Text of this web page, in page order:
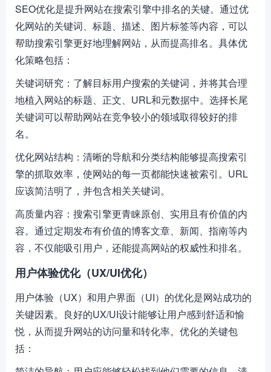
SEO优化是提升网站在搜索引擎中排名的关键。通过优
化网站的关键词、标题、描述、图片标签等内容，可以
帮助搜索引擎更好地理解网站，从而提高排名。具体优
化策略包括：
关键词研究：了解目标用户搜索的关键词，并将其合理
地植入网站的标题、正文、URL和元数据中。选择长尾
关键词可以帮助网站在竞争较小的领域取得较好的排
名。
优化网站结构：清晰的导航和分类结构能够提高搜索引
擎的抓取效率，使网站的每一页都能快速被索引。URL
应该简洁明了，并包含相关关键词。
高质量内容：搜索引擎更青睐原创、实用且有价值的内
容。通过定期发布有价值的博客文章、新闻、指南等内
容，不仅能吸引用户，还能提高网站的权威性和排名。
用户体验优化（UX/UI优化）
用户体验（UX）和用户界面（UI）的优化是网站成功的
关键因素。良好的UX/UI设计能够让用户感到舒适和愉
悦，从而提升网站的访问量和转化率。优化的关键包
括：